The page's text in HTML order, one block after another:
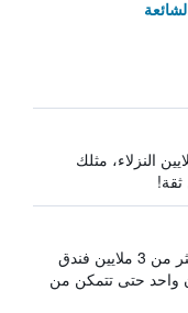
النزلاء، مثلك
ثقة!
يبحث HotelsCombined في أكثر من 3 ملايين فندق
واحد حتى تتمكن من